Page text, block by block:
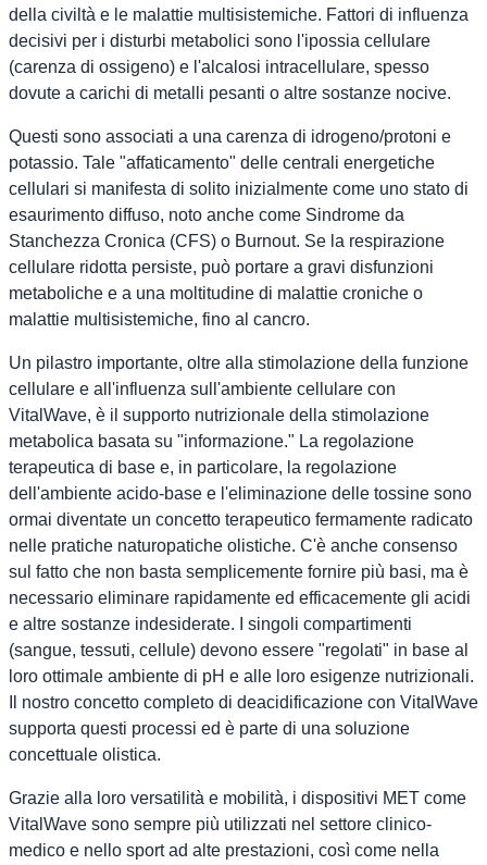
della civiltà e le malattie multisistemiche. Fattori di influenza
decisivi per i disturbi metabolici sono l'ipossia cellulare
(carenza di ossigeno) e l'alcalosi intracellulare, spesso
dovute a carichi di metalli pesanti o altre sostanze nocive.
Questi sono associati a una carenza di idrogeno/protoni e
potassio. Tale "affaticamento" delle centrali energetiche
cellulari si manifesta di solito inizialmente come uno stato di
esaurimento diffuso, noto anche come Sindrome da
Stanchezza Cronica (CFS) o Burnout. Se la respirazione
cellulare ridotta persiste, può portare a gravi disfunzioni
metaboliche e a una moltitudine di malattie croniche o
malattie multisistemiche, fino al cancro.
Un pilastro importante, oltre alla stimolazione della funzione
cellulare e all'influenza sull'ambiente cellulare con
VitalWave, è il supporto nutrizionale della stimolazione
metabolica basata su "informazione." La regolazione
terapeutica di base e, in particolare, la regolazione
dell'ambiente acido-base e l'eliminazione delle tossine sono
ormai diventate un concetto terapeutico fermamente radicato
nelle pratiche naturopatiche olistiche. C'è anche consenso
sul fatto che non basta semplicemente fornire più basi, ma è
necessario eliminare rapidamente ed efficacemente gli acidi
e altre sostanze indesiderate. I singoli compartimenti
(sangue, tessuti, cellule) devono essere "regolati" in base al
loro ottimale ambiente di pH e alle loro esigenze nutrizionali.
Il nostro concetto completo di deacidificazione con VitalWave
supporta questi processi ed è parte di una soluzione
concettuale olistica.
Grazie alla loro versatilità e mobilità, i dispositivi MET come
VitalWave sono sempre più utilizzati nel settore clinico-
medico e nello sport ad alte prestazioni, così come nella